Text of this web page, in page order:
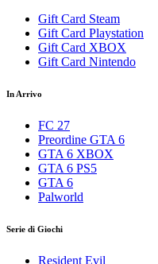
Gift Card Steam
Gift Card Playstation
Gift Card XBOX
Gift Card Nintendo
In Arrivo
FC 27
Preordine GTA 6
GTA 6 XBOX
GTA 6 PS5
GTA 6
Palworld
Serie di Giochi
Resident Evil